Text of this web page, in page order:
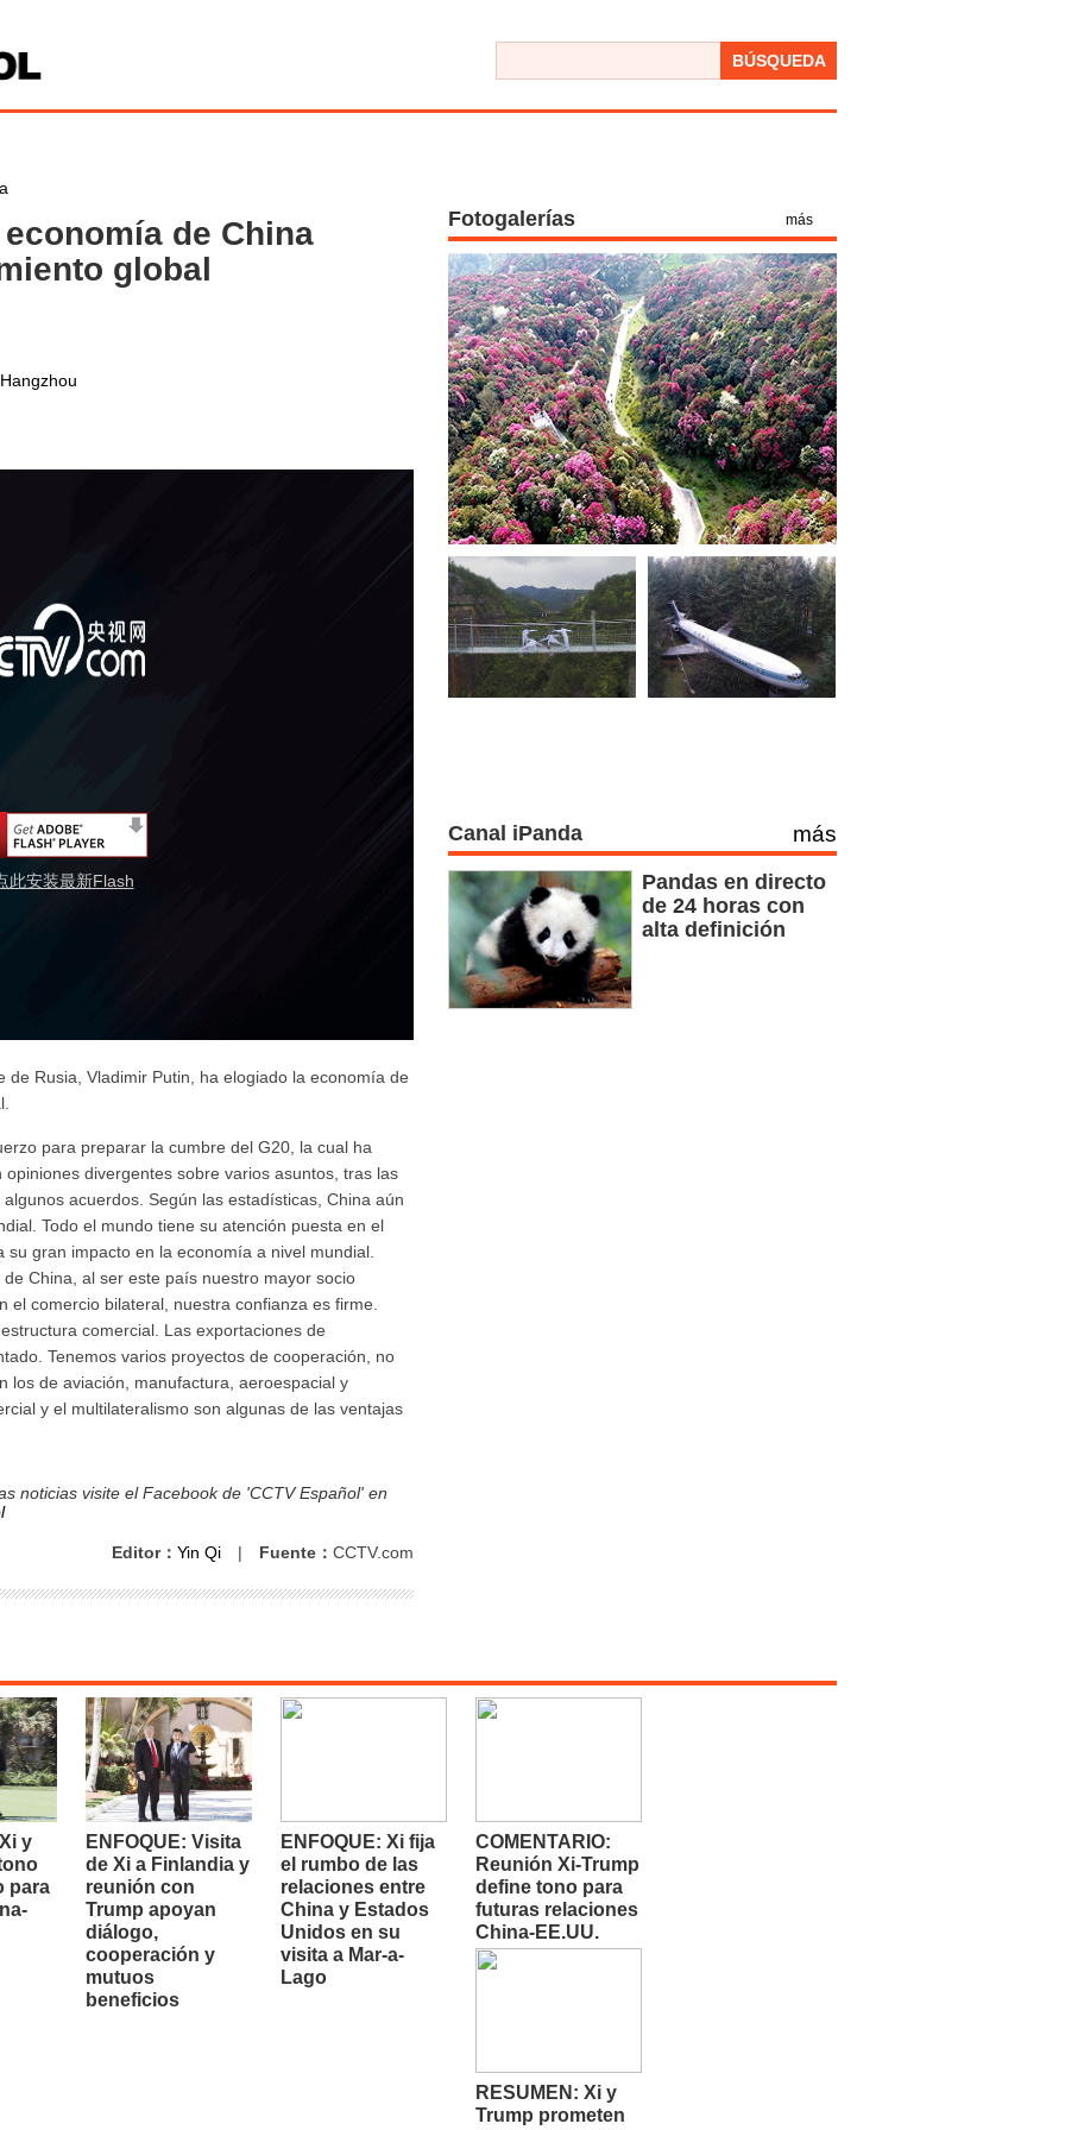
BÚSQUEDA
de China
global
此安装最新Flash
Rusia, Vladimir Putin, ha elogiado la economía de
para preparar la cumbre del G20, la cual ha
divergentes sobre varios asuntos, tras las
acuerdos. Según las estadísticas, China aún
Todo el mundo tiene su atención puesta en el
gran impacto en la economía a nivel mundial.
China, al ser este país nuestro mayor socio
el comercio bilateral, nuestra confianza es firme.
comercial. Las exportaciones de
Tenemos varios proyectos de cooperación, no
los de aviación, manufactura, aeroespacial y
y el multilateralismo son algunas de las ventajas
noticias visite el Facebook de 'CCTV Español' en
Editor： Yin Qi | Fuente： CCTV.com
Fotogalerías más
Canal iPanda más
Pandas en directo
de 24 horas con
alta definición
y
para
ENFOQUE: Visita
de Xi a Finlandia y
reunión con
Trump apoyan
diálogo,
cooperación y
mutuos
beneficios
ENFOQUE: Xi fija
el rumbo de las
relaciones entre
China y Estados
Unidos en su
visita a Mar-a-
Lago
COMENTARIO:
Reunión Xi-Trump
define tono para
futuras relaciones
China-EE.UU.
RESUMEN: Xi y
Trump prometen